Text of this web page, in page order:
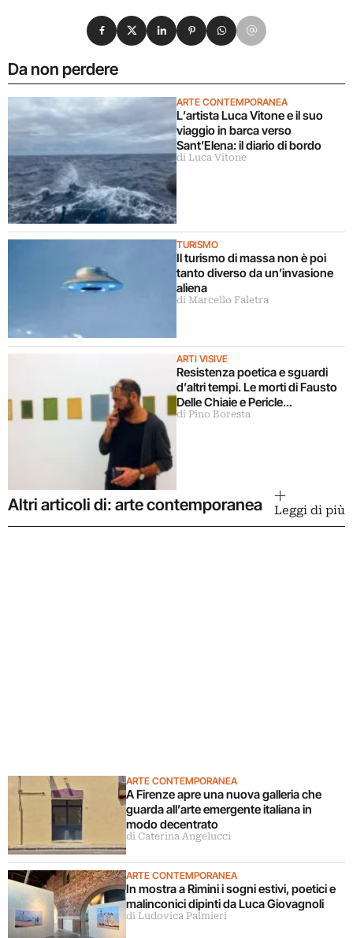
Da non perdere
ARTE CONTEMPORANEA
L’artista Luca Vitone e il suo
viaggio in barca verso
Sant’Elena: il diario di bordo
di Luca Vitone
TURISMO
Il turismo di massa non è poi
tanto diverso da un’invasione
aliena
di Marcello Faletra
ARTI VISIVE
Resistenza poetica e sguardi
d’altri tempi. Le morti di Fausto
Delle Chiaie e Pericle
Guaglianone
di Pino Boresta
Condividi su Facebook
Condividi su X
Condividi su LinkedIn
Condividi su Pinterest
Condividi su WhatsApp
Condividi su Email
Altri articoli di: arte contemporanea Leggi di più
ARTE CONTEMPORANEA
A Firenze apre una nuova galleria che
guarda all’arte emergente italiana in
modo decentrato
di Caterina Angelucci
ARTE CONTEMPORANEA
In mostra a Rimini i sogni estivi, poetici e
malinconici dipinti da Luca Giovagnoli
di Ludovica Palmieri